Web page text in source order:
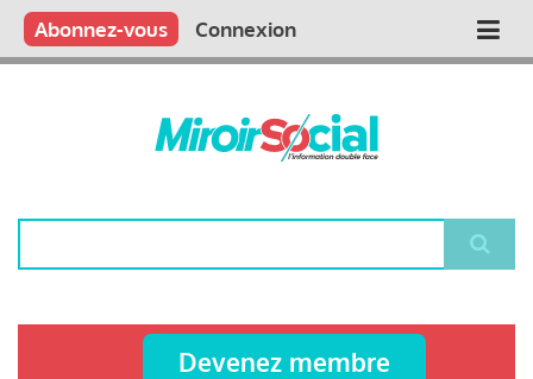
Aller
contenu
Main
Qui sommes nous ?
Vous publiez
Nous publions
Contactez-nous
Abonnez-vous Connexion
Devenez membre